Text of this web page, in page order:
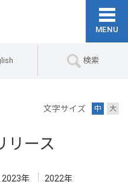
検索
文字サイズ
中 大
リース
2023年
2022年